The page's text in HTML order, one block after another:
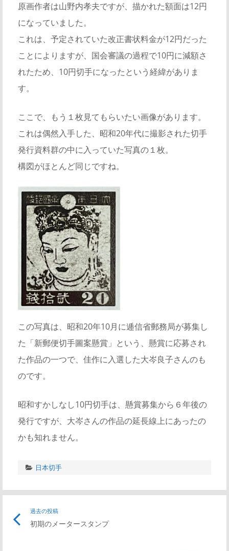
原画作者は山野内孝夫ですが、描かれた額面は12円
になっていました。
これは、予定されていた改正書状料金が12円だった
ことによりますが、国会審議の過程で10円に減額さ
れたため、10円切手になったという経緯がありま
す。
ここで、もう１枚見てもらいたい画像があります。
これは偶然入手した、昭和20年代に撮影された切手
発行資料群の中に入っていた写真の１枚。
構図がほとんど同じですね。
この写真は、昭和20年10月に逓信省郵務局が募集し
た「新郵便切手圖案懸賞」という、懸賞に応募され
た作品の一つで、佳作に入選した大岑良子さんのも
のです。
昭和すかしなし10円切手は、懸賞募集から６年後の
発行ですが、大岑さんの作品の延長線上にあったの
かも知れません。
日本切手
過去の投稿
初期のメータースタンプ